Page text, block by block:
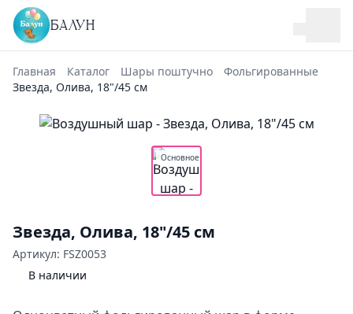
БАЛУН
Главная Каталог Шары поштучно
Фольгированные
Звезда, Олива, 18"/45 см
Основное
Звезда, Олива, 18"/45 см
Артикул: FSZ0053
В наличии